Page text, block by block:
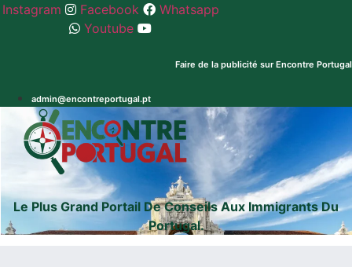
Skip
Instagram Facebook
Whatsapp
Youtube
Faire de la publicité sur Encontre Portugal
admin@encontreportugal.pt
Le Plus Grand Portail De Conseils Aux Immigrants Du
Portugal.
seu
dominio
.pt e
.com
Boutique
Encontre
Explicadores